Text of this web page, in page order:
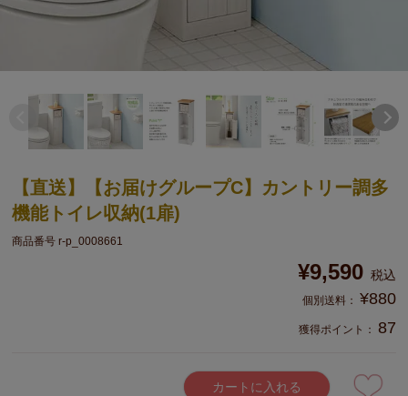
【直送】【お届けグループC】カントリー調多
機能トイレ収納(1扉)
商品番号 r-p_0008661
¥9,590 税込
¥880
獲得ポイント： 87
カートに入れる